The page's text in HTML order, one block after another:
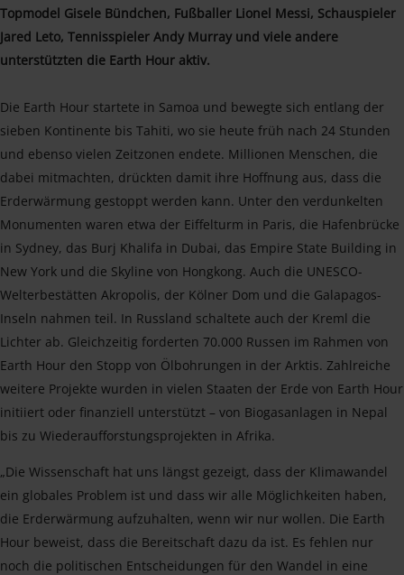
Topmodel Gisele Bündchen, Fußballer Lionel Messi, Schauspieler
Jared Leto, Tennisspieler Andy Murray und viele andere
unterstützten die Earth Hour aktiv.
Die Earth Hour startete in Samoa und bewegte sich entlang der
sieben Kontinente bis Tahiti, wo sie heute früh nach 24 Stunden
und ebenso vielen Zeitzonen endete. Millionen Menschen, die
dabei mitmachten, drückten damit ihre Hoffnung aus, dass die
Erderwärmung gestoppt werden kann. Unter den verdunkelten
Monumenten waren etwa der Eiffelturm in Paris, die Hafenbrücke
in Sydney, das Burj Khalifa in Dubai, das Empire State Building in
New York und die Skyline von Hongkong. Auch die UNESCO-
Welterbestätten Akropolis, der Kölner Dom und die Galapagos-
Inseln nahmen teil. In Russland schaltete auch der Kreml die
Lichter ab. Gleichzeitig forderten 70.000 Russen im Rahmen von
Earth Hour den Stopp von Ölbohrungen in der Arktis. Zahlreiche
weitere Projekte wurden in vielen Staaten der Erde von Earth Hour
initiiert oder finanziell unterstützt – von Biogasanlagen in Nepal
bis zu Wiederaufforstungsprojekten in Afrika.
„Die Wissenschaft hat uns längst gezeigt, dass der Klimawandel
ein globales Problem ist und dass wir alle Möglichkeiten haben,
die Erderwärmung aufzuhalten, wenn wir nur wollen. Die Earth
Hour beweist, dass die Bereitschaft dazu da ist. Es fehlen nur
noch die politischen Entscheidungen für den Wandel in eine